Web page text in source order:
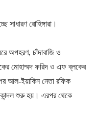
রোহিঙ্গারা।
অপহরণ, চাঁদাবাজি ও
মোহাম্মদ ফরিদ ও এফ ব্লকের
আল-ইয়াকিন নেতা রফিক
শুরু হয়। এরপর থেকে